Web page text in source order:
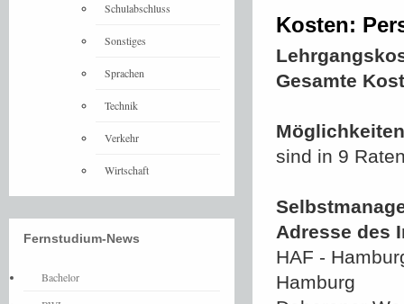
Kosten:
Gesamte
sind in 9
Adresse des
HAF -
Hamburg
Schulabschluss
Sonstiges
Sprachen
Technik
Verkehr
Wirtschaft
Fernstudium-News
Bachelor